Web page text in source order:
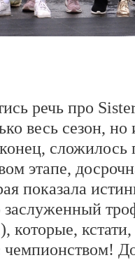
речь про
весь сезон,
этапе,
показала
которые,
чемпионством!